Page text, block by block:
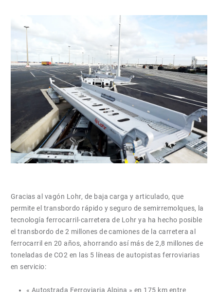
Gracias al vagón Lohr, de baja carga y articulado, que
permite el transbordo rápido y seguro de semirremolques, la
tecnología ferrocarril-carretera de Lohr ya ha hecho posible
el transbordo de 2 millones de camiones de la carretera al
ferrocarril en 20 años, ahorrando así más de 2,8 millones de
toneladas de CO2 en las 5 líneas de autopistas ferroviarias
en servicio:
« Autostrada Ferroviaria Alpina » en 175 km entre